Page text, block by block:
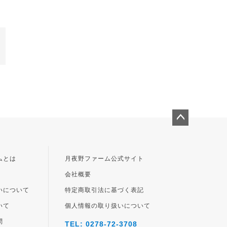
とは
について
て
月夜野ファーム公式サイト
会社概要
特定商取引法に基づく表記
個人情報の取り扱いについて
TEL: 0278-72-3708